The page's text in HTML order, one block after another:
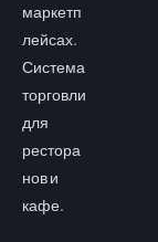
маркетп
лейсах.
Система
торговли
для
рестора
нов и
кафе.